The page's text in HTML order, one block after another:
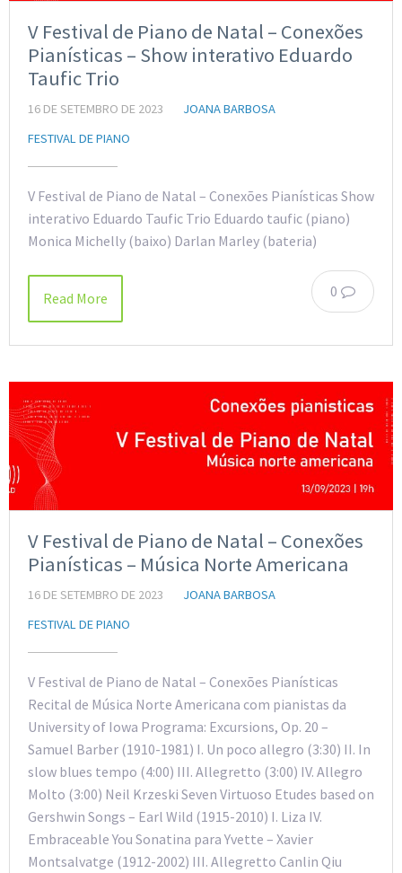
V Festival de Piano de Natal – Conexões
Pianísticas – Show interativo Eduardo
Taufic Trio
16 DE SETEMBRO DE 2023
JOANA BARBOSA
FESTIVAL DE PIANO
V Festival de Piano de Natal – Conexões Pianísticas Show
interativo Eduardo Taufic Trio Eduardo taufic (piano)
Monica Michelly (baixo) Darlan Marley (bateria)
0
Read More
V Festival de Piano de Natal – Conexões
Pianísticas – Música Norte Americana
16 DE SETEMBRO DE 2023
JOANA BARBOSA
FESTIVAL DE PIANO
V Festival de Piano de Natal – Conexões Pianísticas
Recital de Música Norte Americana com pianistas da
University of Iowa Programa: Excursions, Op. 20 –
Samuel Barber (1910-1981) I. Un poco allegro (3:30) II. In
slow blues tempo (4:00) III. Allegretto (3:00) IV. Allegro
Molto (3:00) Neil Krzeski Seven Virtuoso Etudes based on
Gershwin Songs – Earl Wild (1915-2010) I. Liza IV.
Embraceable You Sonatina para Yvette – Xavier
Montsalvatge (1912-2002) III. Allegretto Canlin Qiu